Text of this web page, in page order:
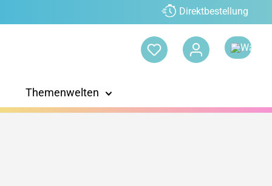
Direktbestellung
Themenwelten